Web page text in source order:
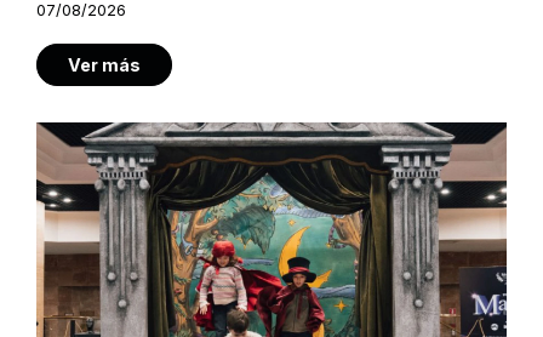
07/08/2026
Ver más